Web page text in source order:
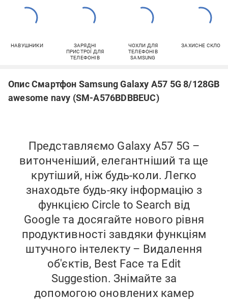
НАВУШНИКИ
ЗАРЯДНІ
ПРИСТРОЇ ДЛЯ
ТЕЛЕФОНІВ
ЧОХЛИ ДЛЯ
ТЕЛЕФОНІВ
SAMSUNG
ЗАХИСНЕ СКЛО
Опис Смартфон Samsung Galaxy A57 5G 8/128GB
awesome navy (SM-A576BDBBEUC)
Представляємо Galaxy A57 5G –
витонченіший, елегантніший та ще
крутіший, ніж будь-коли. Легко
знаходьте будь-яку інформацію з
функцією Circle to Search від
Google та досягайте нового рівня
продуктивності завдяки функціям
штучного інтелекту – Видалення
об'єктів, Best Face та Edit
Suggestion. Знімайте за
допомогою оновлених камер